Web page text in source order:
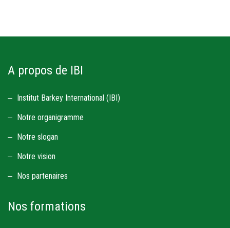
A propos de IBI
Institut Barkey International (IBI)
Notre organigramme
Notre slogan
Notre vision
Nos partenaires
Nos formations